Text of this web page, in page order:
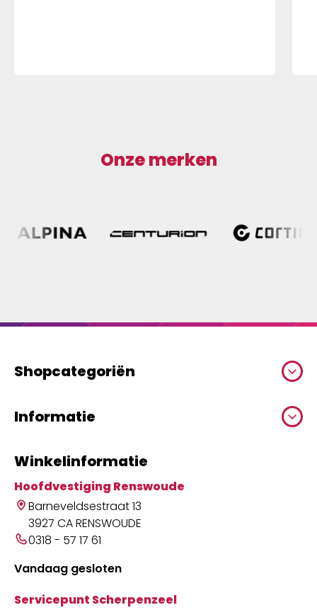
Onze merken
Shopcategoriën
Informatie
Winkelinformatie
Hoofdvestiging Renswoude
Barneveldsestraat 13
3927 CA RENSWOUDE
0318 - 57 17 61
Vandaag gesloten
Servicepunt Scherpenzeel